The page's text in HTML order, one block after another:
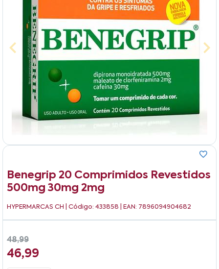
Benegrip 20 Comprimidos Revestidos
500mg 30mg 2mg
HYPERMARCAS CH | Código: 433858 | EAN: 7896094904682
48,99
46,99